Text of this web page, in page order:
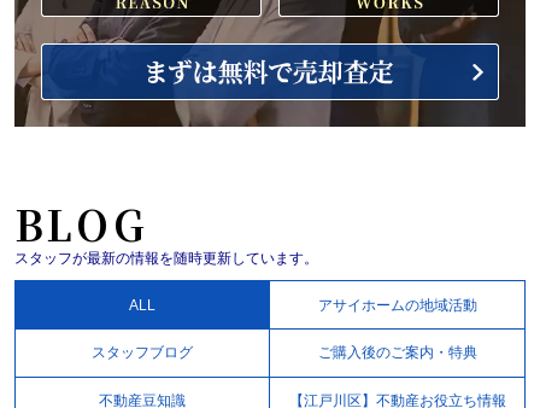
BLOG
スタッフが最新の情報を随時更新しています。
ALL アサイホームの地域活動
スタッフブログ ご購入後のご案内・特典
不動産豆知識 【江戸川区】不動産お役立ち情報